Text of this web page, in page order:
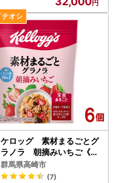
ケロッグ 素材まるごとグ
ラノラ 朝摘みいちご《4
00g×6個》
群馬県高崎市
(7)